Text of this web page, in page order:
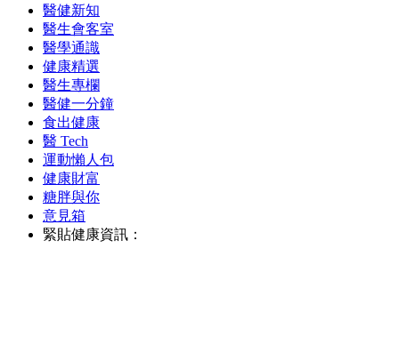
醫健新知
醫生會客室
醫學通識
健康精選
醫生專欄
醫健一分鐘
食出健康
醫 Tech
運動懶人包
健康財富
糖胖與你
意見箱
緊貼健康資訊：